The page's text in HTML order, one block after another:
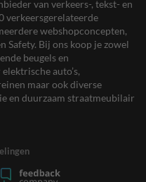
van verkeers-, tekst- en
verkeersgerelateerde
webshopconcepten,
Safety. Bij ons koop je zowel
beugels en
auto’s,
maar ook diverse
en duurzaam straatmeubilair